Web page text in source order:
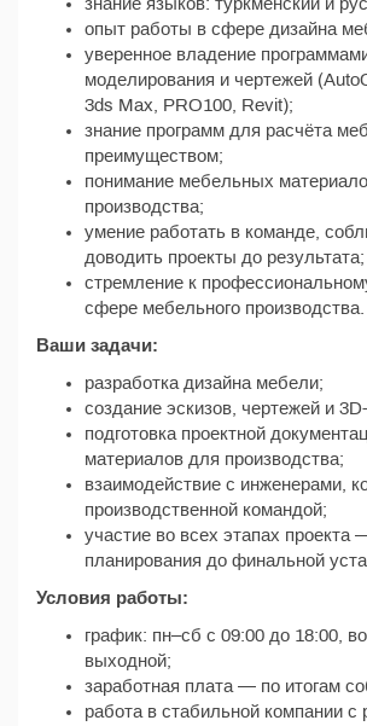
опыт работы в сфере дизайна
уверенное владение
моделирования и чертежей
3ds Max, PRO100, Revit);
знание программ для расчёта
преимуществом;
понимание мебельных
производства;
умение работать в команде,
доводить проекты до результата;
стремление к
сфере мебельного производства.
Ваши задачи:
разработка дизайна мебели;
создание эскизов, чертежей и
подготовка проектной
материалов для производства;
взаимодействие с инженерами,
производственной командой;
участие во всех этапах проекта
планирования до финальной
Условия работы:
график: пн–сб с 09:00 до 18:00,
выходной;
заработная плата — по итогам
работа в стабильной компании